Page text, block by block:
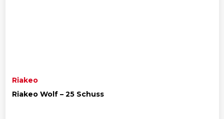
Riakeo
Riakeo Wolf – 25 Schuss